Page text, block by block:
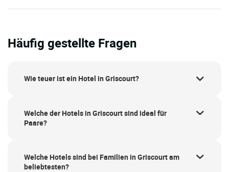
Häufig gestellte Fragen
Wie teuer ist ein Hotel in Griscourt?
Welche der Hotels in Griscourt sind ideal für
Paare?
Welche Hotels sind bei Familien in Griscourt am
beliebtesten?